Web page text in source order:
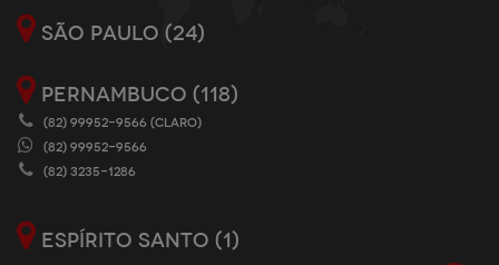
SÃO PAULO (24)
PERNAMBUCO (118)
(82) 99952-9566 (CLARO)
(82) 99952-9566
(82) 3235-1286
ESPÍRITO SANTO (1)